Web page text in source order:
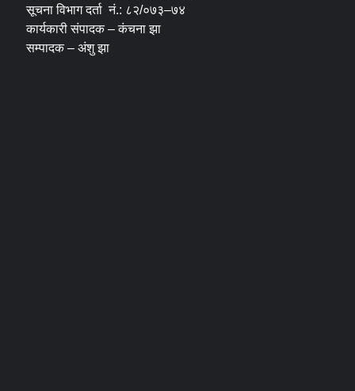
सूचना विभाग दर्ता नं.: ८२/०७३–७४
कार्यकारी संपादक – कंचना झा
सम्पादक – अंशु झा